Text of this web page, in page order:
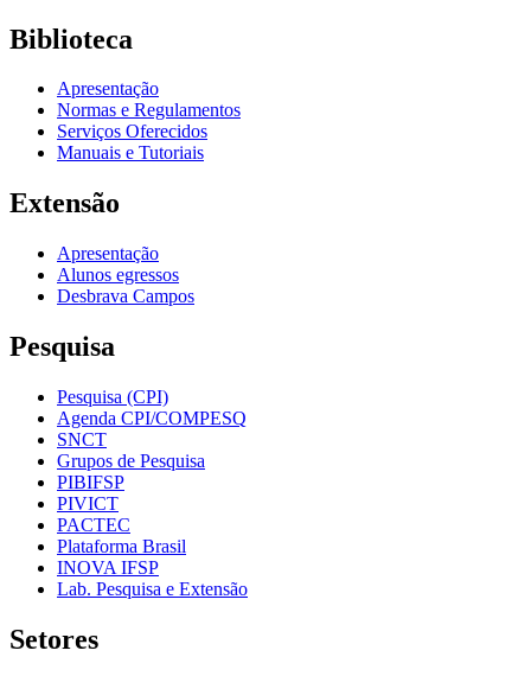
Biblioteca
Apresentação
Normas e Regulamentos
Serviços Oferecidos
Manuais e Tutoriais
Extensão
Apresentação
Alunos egressos
Desbrava Campos
Pesquisa
Pesquisa (CPI)
Agenda CPI/COMPESQ
SNCT
Grupos de Pesquisa
PIBIFSP
PIVICT
PACTEC
Plataforma Brasil
INOVA IFSP
Lab. Pesquisa e Extensão
Setores